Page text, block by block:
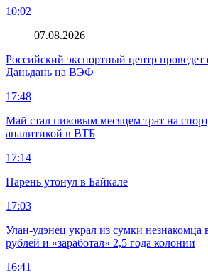
10:02
07.08.2026
Российский экспортный центр проведет
Даньдань на ВЭФ
17:48
Май стал пиковым месяцем трат на
аналитикой в ВТБ
17:14
Парень утонул в Байкале
17:03
Улан-удэнец украл из сумки незнакомца
рублей и «заработал» 2,5 года колонии
16:41